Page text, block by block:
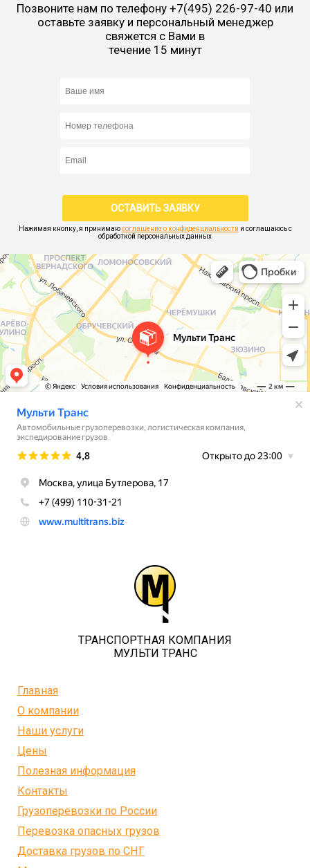
Позвоните нам по телефону +7(495) 226-97-40 или
оставьте заявку и персональный менеджер
свяжется с Вами в
течение 15 минут
Нажимая кнопку, я принимаюсоглашение о конфиденциальности и соглашаюсь с
обработкой персональных данных
ТРАНСПОРТНАЯ КОМПАНИЯ
МУЛЬТИ ТРАНС
Главная
О компании
Наши услуги
Цены
Полезная информация
Контакты
Грузоперевозки по России
Перевозка опасных грузов
Доставка грузов по СНГ